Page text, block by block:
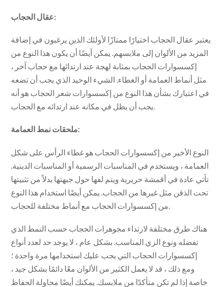
عقال الحجاب:
يعتبر عقال الحجاب اختيارًا ممتازًا لأولئك الذين يرغبون في إضافة
المزيد من الألوان إلى ملابسهم. يمكن أيضًا أن يكون هذا النوع من
إكسسوارات الحجاب بمثابة لهجة عند ارتدائها مع حجاب آخر ،
مثل أنماط العمامة أو الغطاء. الشيء الوحيد الذي يجب أن تضعه
في اعتبارك بشأن هذا النوع من إكسسوارات شعر الحجاب هو أنه
يجب أن يظل في مكانه عند ارتدائه مع الحجاب.
ملحقات نمط العمامة:
النوع الأخير من إكسسوارات الحجاب هو غطاء الرأس على شكل
العمامة ، ويستخدم في المناسبات الرسمية أو المناسبات الدينية.
تأتي عادة في أقمشة حريرية ويتم لفها حول جبهتها بدلاً من تثبيتها
تحت الذقن مثل غيرها من الحجاب. يمكن أيضًا استخدام هذا النوع
هناك طرق مختلفة لارتداء مجوهرات الحجاب حسب النمط الذي
تفضله ونوع الزي المناسب. بشكل عام ، لا يوجد حد لعدد أنواع
إكسسوارات الحجاب التي يجب عليك استخدامها مرة واحدة ؛
ومع ذلك ، قد لا يعمل الكثير من الألوان معًا دائمًا بشكل جيد ،
خاصة إذا لم تكن متأكدًا من ملابسك. يمكنك أيضًا محاولة الحفاظ